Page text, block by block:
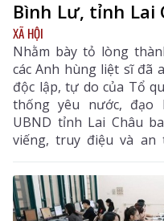
Bình Lư, tỉnh Lai
XÃ HỘI
Nhằm bày tỏ lòng
các Anh hùng liệt sĩ đã
độc lập, tự do của Tổ
thống yêu nước, đạo
UBND tỉnh Lai Châu
viếng, truy điệu và
trang liệt sĩ xã Bình
đơn vị chủ trì, phối hợp
triển khai các nội dung,
trang nghiêm, trọng